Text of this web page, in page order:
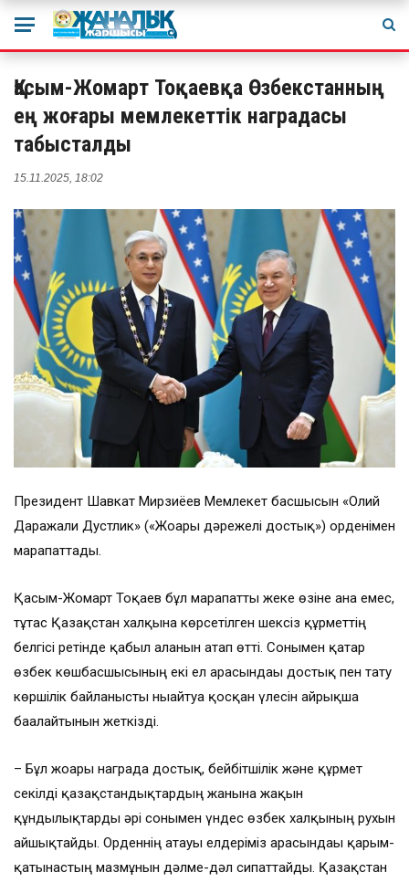
Қасым-Жомарт Тоқаевқа Өзбекстанның
ең жоғары мемлекеттік наградасы
табысталды
15.11.2025, 18:02
Президент Шавкат Мирзиёев Мемлекет басшысын «Олий
Даражали Дустлик» («Жоғары дәрежелі достық») орденімен
марапаттады.
Қасым-Жомарт Тоқаев бұл марапатты жеке өзіне ғана емес,
тұтас Қазақстан халқына көрсетілген шексіз құрметтің
белгісі ретінде қабыл алғанын атап өтті. Сонымен қатар
өзбек көшбасшысының екі ел арасындағы достық пен тату
көршілік байланысты нығайтуға қосқан үлесін айрықша
бағалайтынын жеткізді.
– Бұл жоғары награда достық, бейбітшілік және құрмет
секілді қазақстандықтардың жанына жақын
құндылықтарды әрі сонымен үндес өзбек халқының рухын
айшықтайды. Орденнің атауы елдеріміз арасындағы қарым-
қатынастың мазмұнын дәлме-дәл сипаттайды. Қазақстан